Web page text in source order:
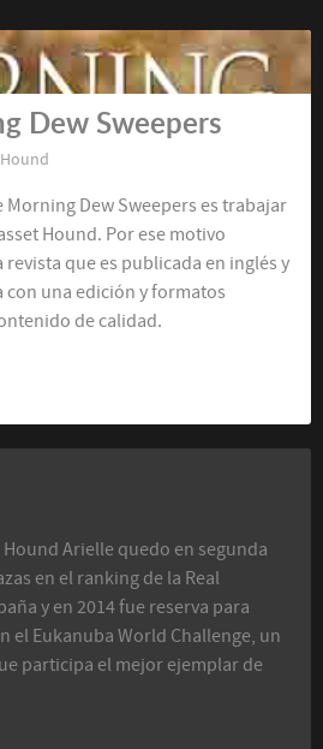
Dew Sweepers
Dew Sweepers es trabajar
Hound. Por ese motivo
que es publicada en inglés y
con una edición y formatos
de calidad.
Hound Arielle quedo en segunda
en el ranking de la Real
y en 2014 fue reserva para
el Eukanuba World Challenge, un
participa el mejor ejemplar de